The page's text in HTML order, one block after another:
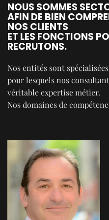
NOUS SOMMES
AFIN DE BIEN
NOS CLIENTS
ET LES FONCTIONS
RECRUTONS.
Nos entités sont
pour lesquels nos
véritable expertise métier.
Nos domaines de